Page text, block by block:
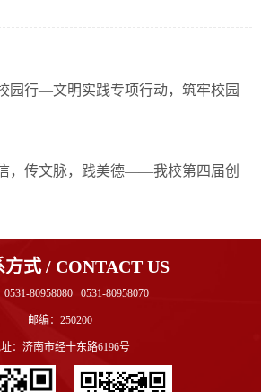
园行—文明实践专项行动，筑牢校园
，传文脉，践美德——我校第四届创
方式 / CONTACT US
0531-80958080 0531-80958070
邮编：250200
：济南市经十东路6196号